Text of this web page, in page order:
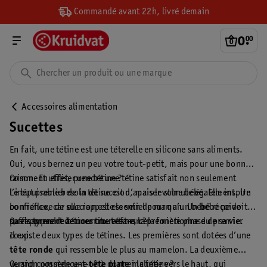
Commandé avant 22h, livré demain
0.
00
Accessoires alimentation
Sucettes
En fait, une tétine est une téterelle en silicone sans aliments.
Oui, vous bernez un peu votre tout-petit, mais pour une bonne
raison. En effet, prendre une tétine satisfait non seulement
l’inépuisable besoin de succion, mais le stimule également. Un
bon réflexe de succion est essentiel pour qu’un bébé reçoive
suffisamment de nourriture dans la première phase de sa vie.
Comment utiliser une tétine ?
Le but premier de la tétine est d’apaiser votre bébé. Elle inspire
confiance, car elle rappelle le sein de maman. Un bébé ne doit
pas apprendre à sucer une tétine, cela fonctionne du premier
coup.
Quels types de tétines trouve-t-on ?
Il existe deux types de tétines. Les premières sont dotées d’une
tête ronde qui ressemble le plus au mamelon. La deuxième
version possède unetête plateinclinée vers le haut, qui
Quand commence-t-on à donner la tétine ?